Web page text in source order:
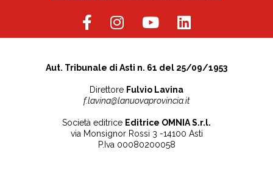
Aut. Tribunale di Asti n. 61 del 25/09/1953
Direttore Fulvio Lavina
f.lavina@lanuovaprovincia.it
Società editrice Editrice OMNIA S.r.l.
via Monsignor Rossi 3 -14100 Asti
P.Iva 00080200058